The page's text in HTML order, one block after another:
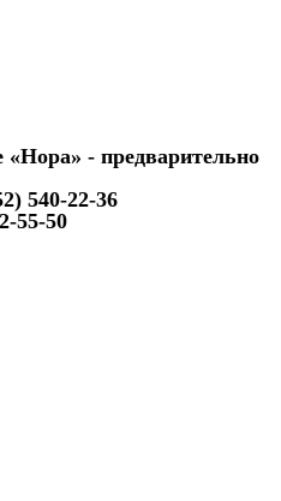
«Нора» - предварительно
540-22-36
55-50